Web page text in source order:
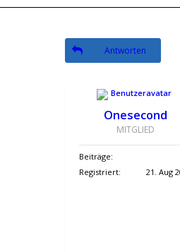
Antworten
Onesecond
MITGLIED
Beiträge:
Registriert:
21. Aug